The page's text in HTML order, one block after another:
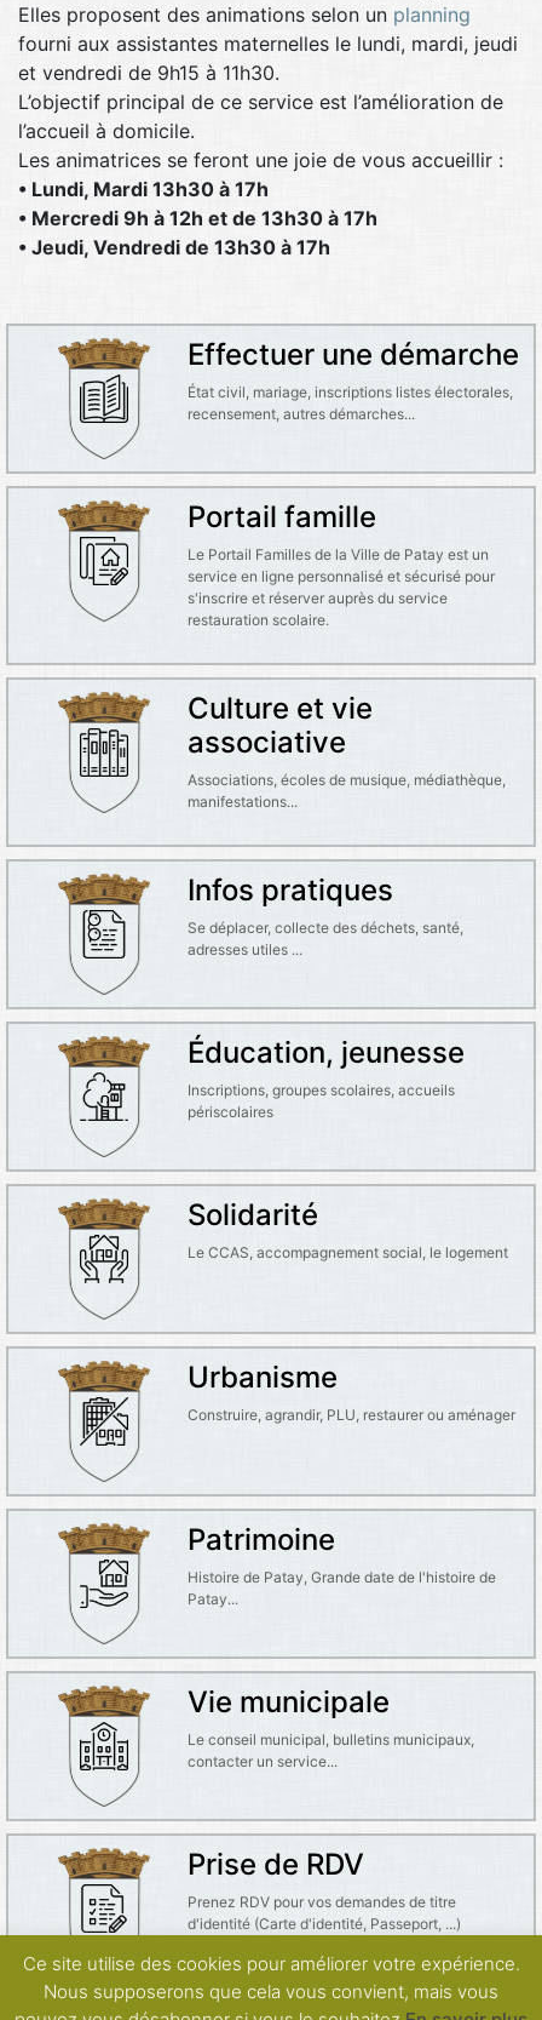
Elles proposent des animations selon un planning
fourni aux assistantes maternelles le lundi, mardi, jeudi
et vendredi de 9h15 à 11h30.
L’objectif principal de ce service est l’amélioration de
l’accueil à domicile.
Les animatrices se feront une joie de vous accueillir :
• Lundi, Mardi 13h30 à 17h
• Mercredi 9h à 12h et de 13h30 à 17h
• Jeudi, Vendredi de 13h30 à 17h
Effectuer une démarche
État civil, mariage, inscriptions listes électorales,
recensement, autres démarches...
Portail famille
Le Portail Familles de la Ville de Patay est un
service en ligne personnalisé et sécurisé pour
s'inscrire et réserver auprès du service
restauration scolaire.
Culture et vie
associative
Associations, écoles de musique, médiathèque,
manifestations...
Infos pratiques
Se déplacer, collecte des déchets, santé,
adresses utiles ...
Éducation, jeunesse
Inscriptions, groupes scolaires, accueils
périscolaires
Solidarité
Le CCAS, accompagnement social, le logement
Urbanisme
Construire, agrandir, PLU, restaurer ou aménager
Patrimoine
Histoire de Patay, Grande date de l'histoire de
Patay...
Vie municipale
Le conseil municipal, bulletins municipaux,
contacter un service...
Prise de RDV
Prenez RDV pour vos demandes de titre
d'identité (Carte d'identité, Passeport, ...)
Ce site utilise des cookies pour améliorer votre expérience.
Nous supposerons que cela vous convient, mais vous